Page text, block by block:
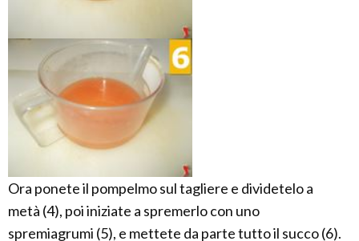
Ora ponete il pompelmo sul tagliere e dividetelo a
metà (4), poi iniziate a spremerlo con uno
spremiagrumi (5), e mettete da parte tutto il succo (6).